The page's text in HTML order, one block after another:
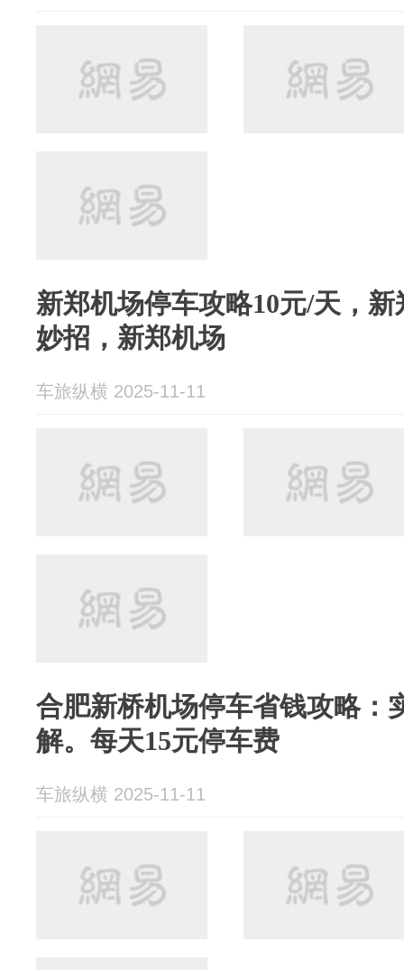
新郑机场停车攻略10元/天，
妙招，新郑机场
车旅纵横 2025-11-11
合肥新桥机场停车省钱攻略：
解。每天15元停车费
车旅纵横 2025-11-11